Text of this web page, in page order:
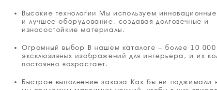
Высокие технологии Мы используем
и лучшее оборудование, создавая долговечные и
износостойкие материалы.
Огромный выбор В нашем каталоге – более 10 000
эксклюзивных изображений для интерьера, и их
постоянно возрастает.
Быстрое выполнение заказа Как бы ни поджимали